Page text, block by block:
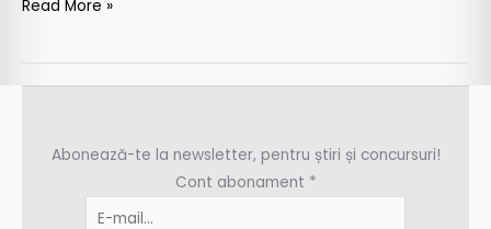
Read More »
Abonează-te la newsletter, pentru știri și concursuri!
Cont abonament *